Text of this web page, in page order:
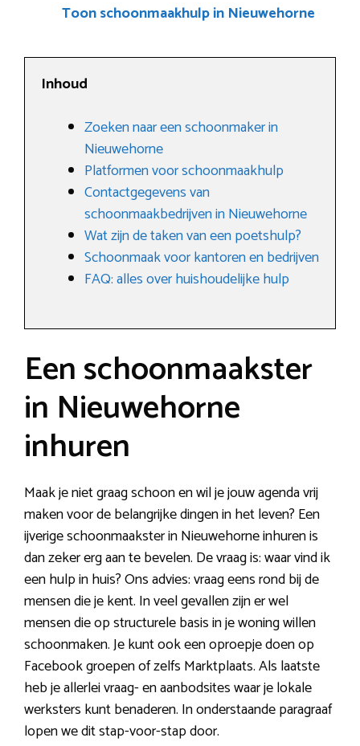
Toon schoonmaakhulp in Nieuwehorne
Inhoud
Zoeken naar een schoonmaker in
Nieuwehorne
Platformen voor schoonmaakhulp
Contactgegevens van
schoonmaakbedrijven in Nieuwehorne
Wat zijn de taken van een poetshulp?
Schoonmaak voor kantoren en bedrijven
FAQ: alles over huishoudelijke hulp
Een schoonmaakster
in Nieuwehorne
inhuren
Maak je niet graag schoon en wil je jouw agenda vrij
maken voor de belangrijke dingen in het leven? Een
ijverige schoonmaakster in Nieuwehorne inhuren is
dan zeker erg aan te bevelen. De vraag is: waar vind ik
een hulp in huis? Ons advies: vraag eens rond bij de
mensen die je kent. In veel gevallen zijn er wel
mensen die op structurele basis in je woning willen
schoonmaken. Je kunt ook een oproepje doen op
Facebook groepen of zelfs Marktplaats. Als laatste
heb je allerlei vraag- en aanbodsites waar je lokale
werksters kunt benaderen. In onderstaande paragraaf
lopen we dit stap-voor-stap door.